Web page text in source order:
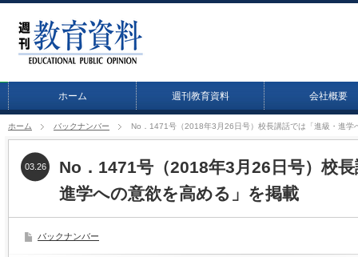
ホーム 週刊教育資料 会社概要
ホーム バックナンバー No．1471号（2018年3月26日号）校長講話では「進級・進学
No．1471号（2018年3月26日号）校
進学への意欲を高める」を掲載
03.26
バックナンバー